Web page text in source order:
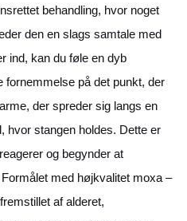
behandling, hvor noget
den en slags samtale med
ind, kan du føle en dyb
på det punkt, der
der spreder sig langs en
hvor stangen holdes. Dette er
og begynder at
med højkvalitet moxa –
af alderet,